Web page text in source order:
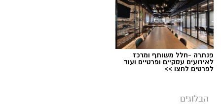
פנתרה -חלל משותף ומרכז
לאירועים עסקיים ופרטיים ועוד
לפרטים לחצו >>
הבלוגים